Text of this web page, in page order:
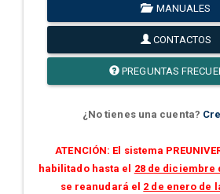
MANUALES
CONTACTOS
PREGUNTAS
¿No tienes una cuenta?
ATENCIÓN: El sistema
habilitado hasta el 28 de diciembre
se reanudará el 2 de enero de